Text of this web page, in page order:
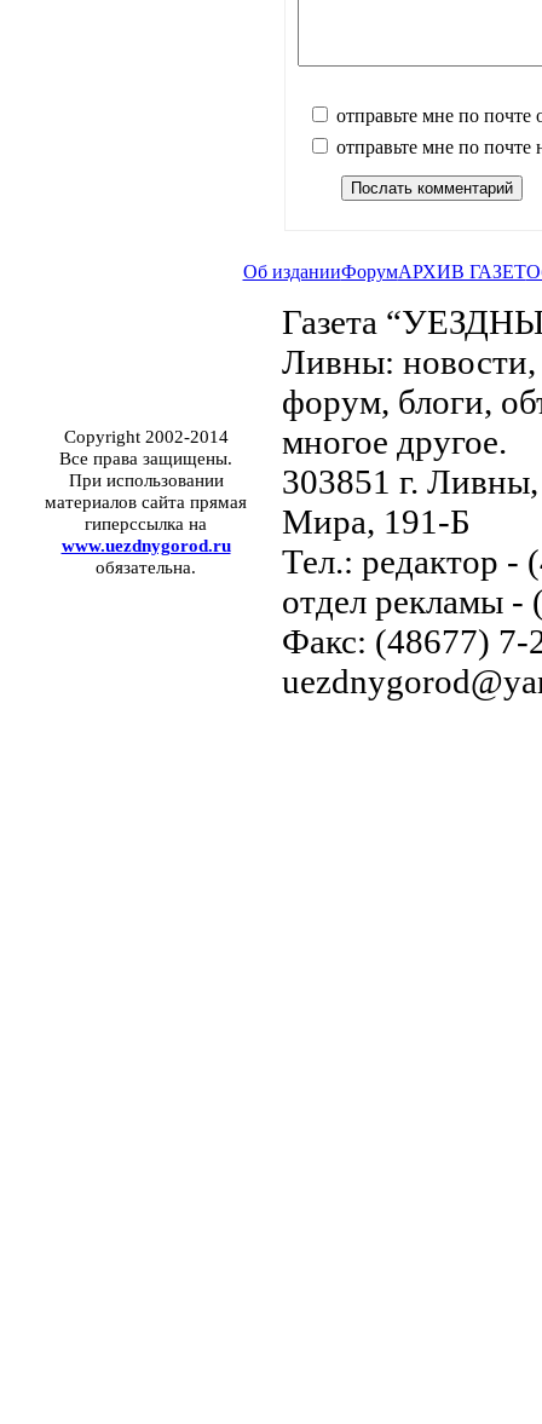
отправьте мне по
отправьте мне по
Об изданииФорумАРХИВ ГАЗЕТ
Copyright 2002-2014
Все права защищены.
При использовании
материалов сайта прямая
гиперссылка на
www.uezdnygorod.ru
обязательна.
Газета
Ливны: новости,
форум, блоги,
многое другое.
303851 г.
Мира, 191-Б
Тел.: редактор -
отдел рекламы -
Факс: (48677) 7-